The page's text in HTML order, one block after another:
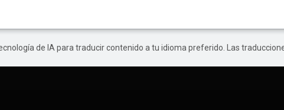
de IA para traducir contenido a tu idioma preferido. Las